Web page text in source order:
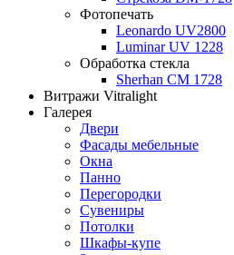
Фотопечать
Leonardo UV2800
Luminar UV 1228
Обработка стекла
Sherhan CM 1728
Витражи Vitralight
Галерея
Двери
Фасады мебельные
Окна
Панно
Перегородки
Сувениры
Потолки
Шкафы-купе